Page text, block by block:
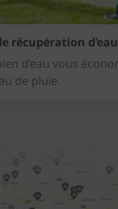
récupération d’eau
d’eau vous
de pluie.